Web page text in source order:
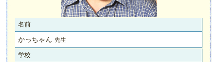
名前
かっちゃん 先生
学校